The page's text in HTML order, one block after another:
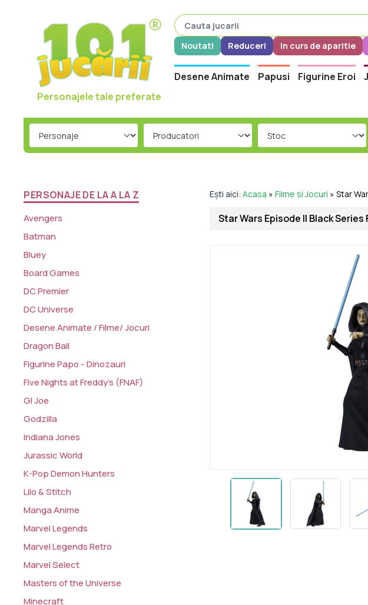
Personajele tale preferate
Noutati Reduceri In curs de aparitie
Desene Animate Papusi Figurine Eroi
PERSONAJE DE LA A LA Z
Avengers
Batman
Bluey
Board Games
DC Premier
DC Universe
Desene Animate / Filme/ Jocuri
Dragon Ball
Figurine Papo - Dinozauri
Five Nights at Freddy's (FNAF)
GI Joe
Godzilla
Indiana Jones
Jurassic World
K-Pop Demon Hunters
Lilo & Stitch
Manga Anime
Marvel Legends
Marvel Legends Retro
Marvel Select
Masters of the Universe
Minecraft
Ești aici:Acasa »Filme si Jocuri »Star
Star Wars Episode II Black